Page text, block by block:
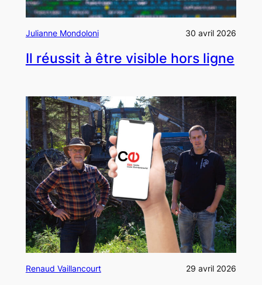
Julianne Mondoloni 30 avril 2026
Il réussit à être visible hors ligne
Renaud Vaillancourt 29 avril 2026